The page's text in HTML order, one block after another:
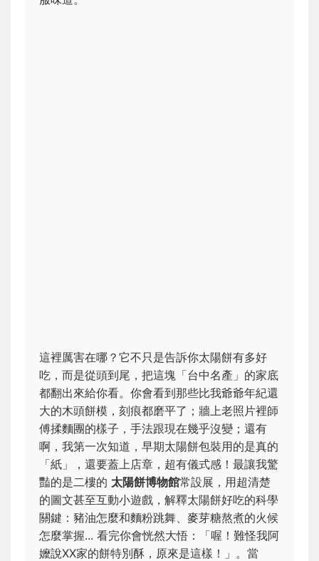
這裡厲害在哪？它不只是告訴你太陽餅有多好
吃，而是從頭到尾，把這塊「台中名產」的家底
都翻出來給你看。你會看到那些比我爺爺年紀還
大的木頭餅模，刻痕都磨平了；牆上老照片裡師
傅揉麵團的樣子，手法跟現在幾乎沒變；還有
啊，我第一次知道，早期太陽餅包裝用的是真的
「紙」，還要蓋上店章，超有儀式感！最讓我驚
豔的是二樓的 太陽餅博物館常設展，用超清楚
的圖文甚至互動小遊戲，解釋太陽餅好吃的科學
關鍵：豬油怎麼和麵粉跳舞、麥芽糖熬煮的火候
怎麼掌握... 看完你會恍然大悟：「喔！難怪我阿
嬤說XX家的餅特別酥，原來是這樣！」。當